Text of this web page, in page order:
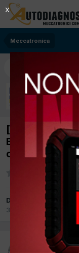
Meccatronica
[Fiat panda
Bifuel B/
calo tensione
Da marcocb
30 Luglio 2015
marcocb
X